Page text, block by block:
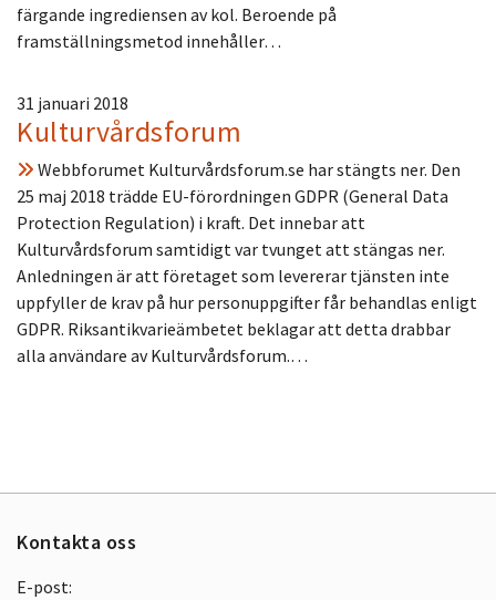
färgande ingrediensen av kol. Beroende på
framställningsmetod innehåller…
31 januari 2018
Kulturvårdsforum
Webbforumet Kulturvårdsforum.se har stängts ner. Den
25 maj 2018 trädde EU-förordningen GDPR (General Data
Protection Regulation) i kraft. Det innebar att
Kulturvårdsforum samtidigt var tvunget att stängas ner.
Anledningen är att företaget som levererar tjänsten inte
uppfyller de krav på hur personuppgifter får behandlas enligt
GDPR. Riksantikvarieämbetet beklagar att detta drabbar
alla användare av Kulturvårdsforum.…
Kontakta oss
E-post: